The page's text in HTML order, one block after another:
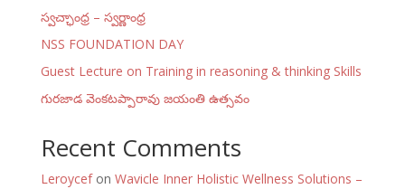
స్వచ్ఛాంధ్ర – స్వర్ణాంధ్ర
NSS FOUNDATION DAY
Guest Lecture on Training in reasoning & thinking Skills
గురజాడ వెంకటప్పారావు జయంతి ఉత్సవం
Recent Comments
Leroycefon Wavicle Inner Holistic Wellness Solutions –